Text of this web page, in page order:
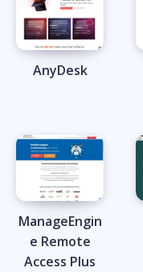
AnyDesk
ManageEngin
e Remote
Access Plus